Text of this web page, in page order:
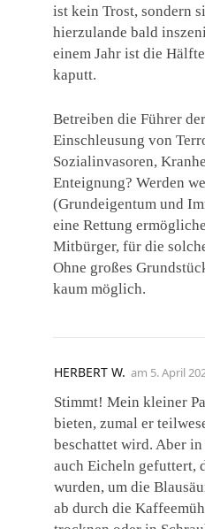
ist kein Trost, sondern
hierzulande bald
einem Jahr ist die
kaputt.
Betreiben die Führer
Einschleusung von
Sozialinvasoren,
Enteignung? Werden
(Grundeigentum und
eine Rettung
Mitbürger, für die
Ohne großes
kaum möglich.
HERBERT W. am 5. April
Stimmt! Mein kleiner
bieten, zumal er
beschattet wird. Aber
auch Eicheln gefuttert,
wurden, um die
ab durch die